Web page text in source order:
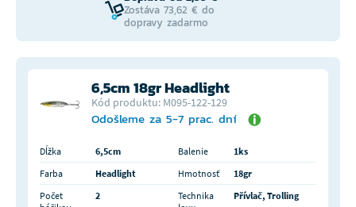
Zostáva 73,62 € do
dopravy zadarmo
6,5cm 18gr Headlight
Kód produktu: M095-122-129
Odošleme za 5-7 prac. dní
Dĺžka 6,5cm Balenie
1ks
Farba
Headlight Hmotnosť
18gr
Počet
2
Technika
Přívlač, Trolling